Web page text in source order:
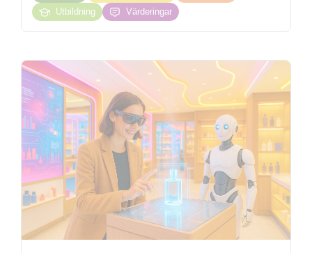
Utbildning
Värderingar